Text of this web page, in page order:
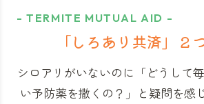
- TERMITE MUTUAL AID -
「しろあり共済」 ２
シロアリがいないのに「どうして
い予防薬を撒くの？」と 疑問を感